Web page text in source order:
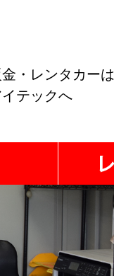
・レンタカーは
テックへ